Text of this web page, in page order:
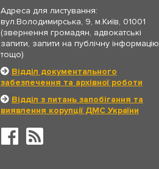
Адреса для листування:
вул.Володимирська, 9, м.Київ, 01001
(звернення громадян, адвокатські
запити, запити на публічну інформацію
тощо)
Відділ документального
забезпечення та архівної роботи
Відділ з питань запобігання та
виявлення корупції ДМС України